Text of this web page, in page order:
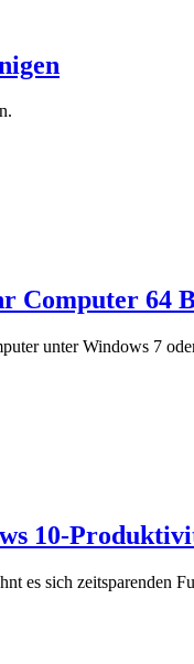
Computer 64
unter Windows 7
10-
es sich zeitsparenden